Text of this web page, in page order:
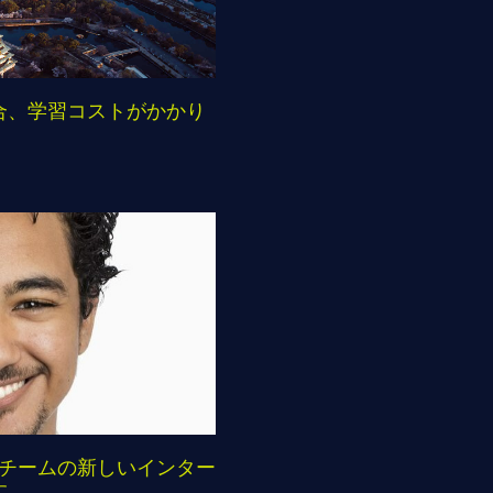
学習コストがかかり
ームの新しいインター